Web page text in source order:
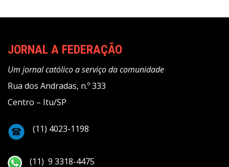
JORNAL A FEDERAÇÃO
Um jornal católico a serviço da comunidade
Rua dos Andradas, n.º 333
Centro – Itu/SP
(11) 4023-1198
(11) 9 3318-4475